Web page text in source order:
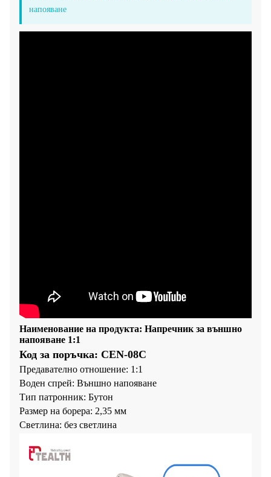
напояване
Наименование на продукта: Напречник за външно
напояване 1:1
Код за поръчка: CEN-08C
Предавателно отношение: 1:1
Воден спрей: Външно напояване
Тип патронник: Бутон
Размер на борера: 2,35 мм
Светлина: без светлина